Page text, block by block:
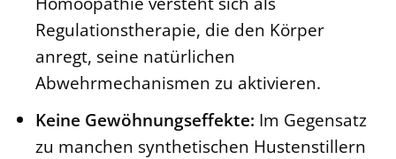
Regulationstherapie, die den Körper
anregt, seine natürlichen
Abwehrmechanismen zu aktivieren.
Keine Gewöhnungseffekte: Im Gegensatz
zu manchen synthetischen Hustenstillern